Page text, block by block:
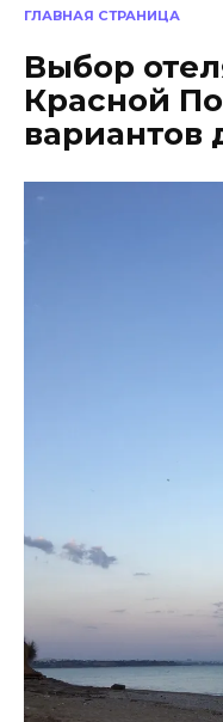
ГЛАВНАЯ СТРАНИЦА
Выбор
Красной
вариантов